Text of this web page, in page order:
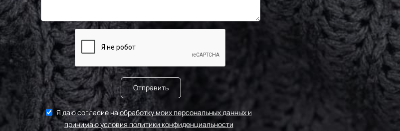
Отправить
Я даю согласие наобработку моих персональных данных и
принимаю условия политики конфиденциальности